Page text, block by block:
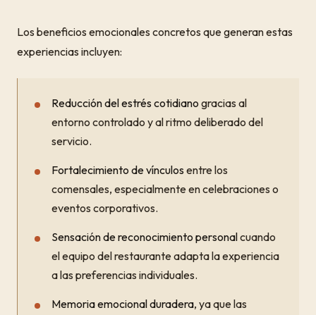
Los beneficios emocionales concretos que generan estas
experiencias incluyen:
Reducción del estrés cotidiano gracias al
entorno controlado y al ritmo deliberado del
servicio.
Fortalecimiento de vínculos entre los
comensales, especialmente en celebraciones o
eventos corporativos.
Sensación de reconocimiento personalcuando
el equipo del restaurante adapta la experiencia
a las preferencias individuales.
Memoria emocional duradera, ya que las